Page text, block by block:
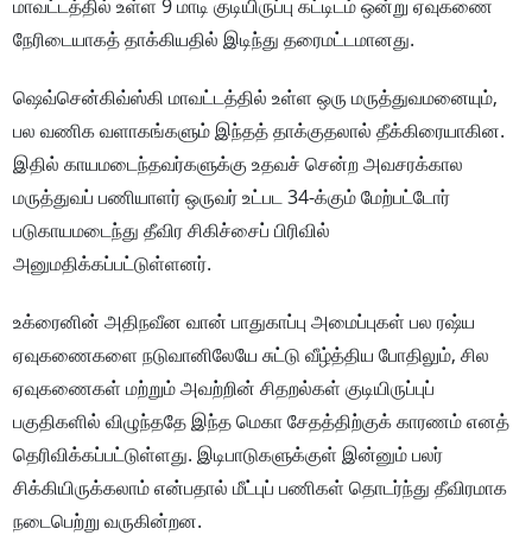
மாவட்டத்தில் உள்ள 9 மாடி குடியிருப்பு கட்டிடம் ஒன்று ஏவுகணை
நேரிடையாகத் தாக்கியதில் இடிந்து தரைமட்டமானது.
ஷெவ்சென்கிவ்ஸ்கி மாவட்டத்தில் உள்ள ஒரு மருத்துவமனையும்,
பல வணிக வளாகங்களும் இந்தத் தாக்குதலால் தீக்கிரையாகின.
இதில் காயமடைந்தவர்களுக்கு உதவச் சென்ற அவசரக்கால
மருத்துவப் பணியாளர் ஒருவர் உட்பட 34-க்கும் மேற்பட்டோர்
படுகாயமடைந்து தீவிர சிகிச்சைப் பிரிவில்
அனுமதிக்கப்பட்டுள்ளனர்.
உக்ரைனின் அதிநவீன வான் பாதுகாப்பு அமைப்புகள் பல ரஷ்ய
ஏவுகணைகளை நடுவானிலேயே சுட்டு வீழ்த்திய போதிலும், சில
ஏவுகணைகள் மற்றும் அவற்றின் சிதறல்கள் குடியிருப்புப்
பகுதிகளில் விழுந்ததே இந்த மெகா சேதத்திற்குக் காரணம் எனத்
தெரிவிக்கப்பட்டுள்ளது. இடிபாடுகளுக்குள் இன்னும் பலர்
சிக்கியிருக்கலாம் என்பதால் மீட்புப் பணிகள் தொடர்ந்து தீவிரமாக
நடைபெற்று வருகின்றன.